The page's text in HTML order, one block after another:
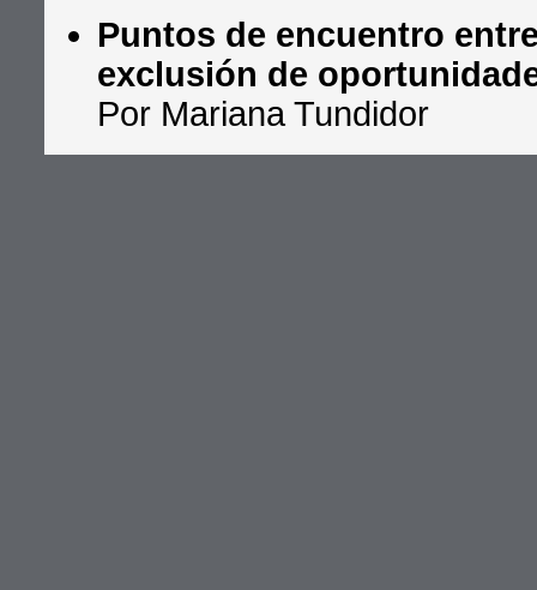
Puntos de encuentro
exclusión de
Por Mariana Tundidor